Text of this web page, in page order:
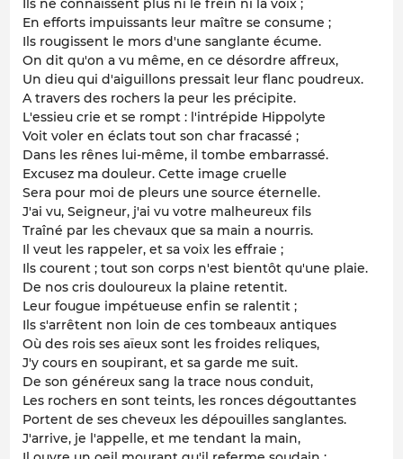
Ils ne connaissent plus ni le frein ni la voix ;
En efforts impuissants leur maître se consume ;
Ils rougissent le mors d'une sanglante écume.
On dit qu'on a vu même, en ce désordre affreux,
Un dieu qui d'aiguillons pressait leur flanc poudreux.
A travers des rochers la peur les précipite.
L'essieu crie et se rompt : l'intrépide Hippolyte
Voit voler en éclats tout son char fracassé ;
Dans les rênes lui-même, il tombe embarrassé.
Excusez ma douleur. Cette image cruelle
Sera pour moi de pleurs une source éternelle.
J'ai vu, Seigneur, j'ai vu votre malheureux fils
Traîné par les chevaux que sa main a nourris.
Il veut les rappeler, et sa voix les effraie ;
Ils courent ; tout son corps n'est bientôt qu'une plaie.
De nos cris douloureux la plaine retentit.
Leur fougue impétueuse enfin se ralentit ;
Ils s'arrêtent non loin de ces tombeaux antiques
Où des rois ses aïeux sont les froides reliques,
J'y cours en soupirant, et sa garde me suit.
De son généreux sang la trace nous conduit,
Les rochers en sont teints, les ronces dégouttantes
Portent de ses cheveux les dépouilles sanglantes.
J'arrive, je l'appelle, et me tendant la main,